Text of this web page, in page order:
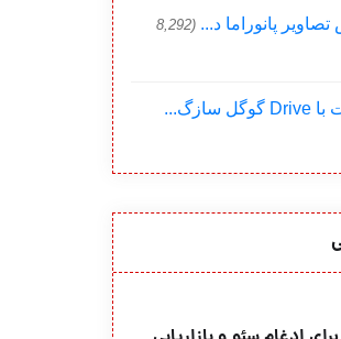
پانوراما د... (8,292